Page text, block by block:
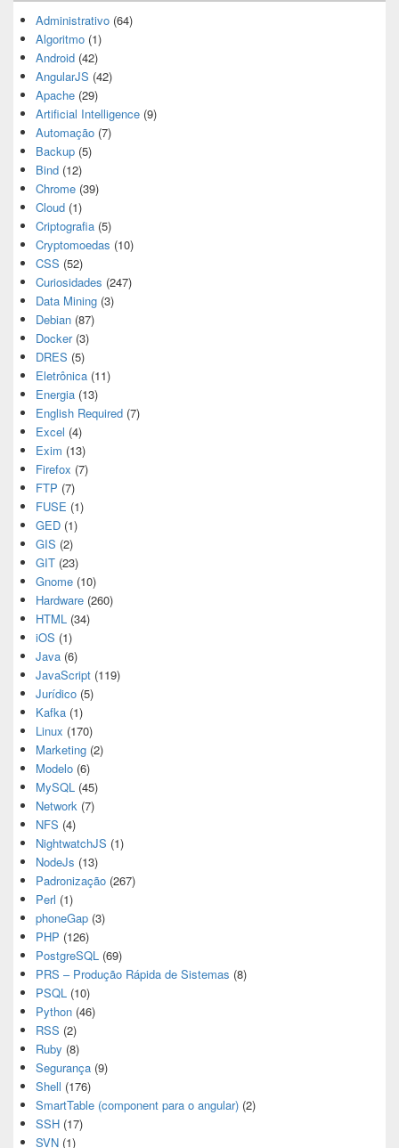
Administrativo (64)
Algoritmo (1)
Android (42)
AngularJS (42)
Apache (29)
Artificial Intelligence (9)
Automação (7)
Backup (5)
Bind (12)
Chrome (39)
Cloud (1)
Criptografia (5)
Cryptomoedas (10)
CSS (52)
Curiosidades (247)
Data Mining (3)
Debian (87)
Docker(3)
DRES (5)
Eletrônica (11)
Energia (13)
English Required (7)
Excel (4)
Exim (13)
Firefox (7)
FTP (7)
FUSE (1)
GED (1)
GIS (2)
GIT (23)
Gnome (10)
Hardware (260)
HTML (34)
iOS (1)
Java (6)
JavaScript (119)
Jurídico (5)
Kafka (1)
Linux (170)
Marketing (2)
Modelo (6)
MySQL (45)
Network (7)
NFS (4)
NightwatchJS (1)
NodeJs (13)
Padronização (267)
Perl (1)
phoneGap (3)
PHP (126)
PostgreSQL (69)
PRS – Produção Rápida de Sistemas (8)
PSQL (10)
Python (46)
RSS (2)
Ruby (8)
Segurança (9)
Shell (176)
SmartTable (component para o angular) (2)
SSH (17)
SVN (1)